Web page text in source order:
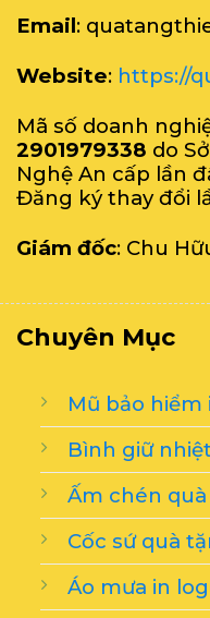
Email:
Website: https://
Mã số doanh
2901979338 do
Nghệ An cấp lần
Đăng ký thay đổi
Giám đốc: Chu
Chuyên Mục
Mũ bảo hiểm
Bình giữ
Ấm chén
Cốc sứ quà
Áo mưa in